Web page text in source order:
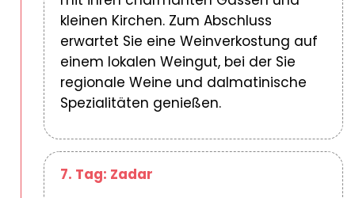
kleinen Kirchen. Zum Abschluss
erwartet Sie eine Weinverkostung auf
einem lokalen Weingut, bei der Sie
regionale Weine und dalmatinische
Spezialitäten genießen.
7. Tag: Zadar